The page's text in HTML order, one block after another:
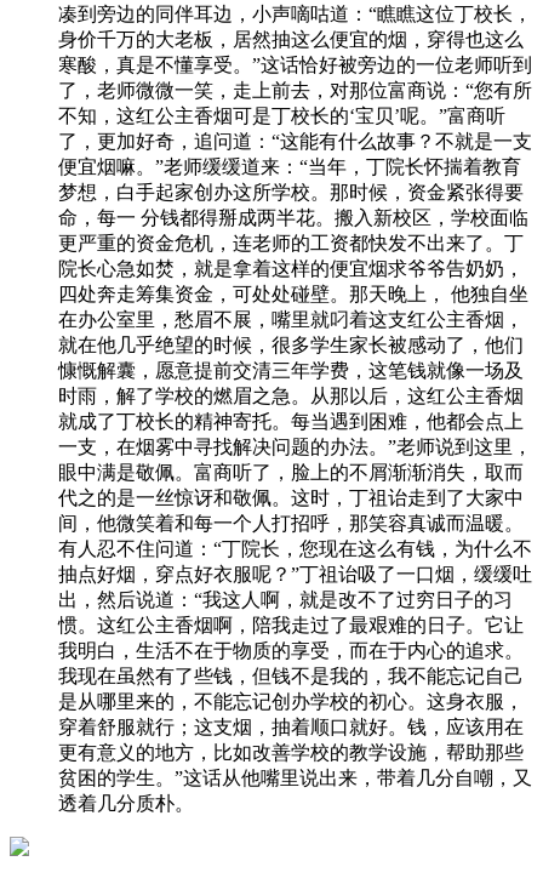
凑到旁边的同伴耳边，小声嘀咕道：“瞧瞧这位丁校长，
身价千万的大老板，居然抽这么便宜的烟，穿得也这么
寒酸，真是不懂享受。”这话恰好被旁边的一位老师听到
了，老师微微一笑，走上前去，对那位富商说：“您有所
不知，这红公主香烟可是丁校长的‘宝贝’呢。”富商听
了，更加好奇，追问道：“这能有什么故事？不就是一支
便宜烟嘛。”老师缓缓道来：“当年，丁院长怀揣着教育
梦想，白手起家创办这所学校。那时候，资金紧张得要
命，每一 分钱都得掰成两半花。搬入新校区，学校面临
更严重的资金危机，连老师的工资都快发不出来了。丁
院长心急如焚，就是拿着这样的便宜烟求爷爷告奶奶，
四处奔走筹集资金，可处处碰壁。那天晚上， 他独自坐
在办公室里，愁眉不展，嘴里就叼着这支红公主香烟，
就在他几乎绝望的时候，很多学生家长被感动了，他们
慷慨解囊，愿意提前交清三年学费，这笔钱就像一场及
时雨，解了学校的燃眉之急。从那以后，这红公主香烟
就成了丁校长的精神寄托。每当遇到困难，他都会点上
一支，在烟雾中寻找解决问题的办法。”老师说到这里，
眼中满是敬佩。富商听了，脸上的不屑渐渐消失，取而
代之的是一丝惊讶和敬佩。这时，丁祖诒走到了大家中
间，他微笑着和每一个人打招呼，那笑容真诚而温暖。
有人忍不住问道：“丁院长，您现在这么有钱，为什么不
抽点好烟，穿点好衣服呢？”丁祖诒吸了一口烟，缓缓吐
出，然后说道：“我这人啊，就是改不了过穷日子的习
惯。这红公主香烟啊，陪我走过了最艰难的日子。它让
我明白，生活不在于物质的享受，而在于内心的追求。
我现在虽然有了些钱，但钱不是我的，我不能忘记自己
是从哪里来的，不能忘记创办学校的初心。这身衣服，
穿着舒服就行；这支烟，抽着顺口就好。钱，应该用在
更有意义的地方，比如改善学校的教学设施，帮助那些
贫困的学生。”这话从他嘴里说出来，带着几分自嘲，又
透着几分质朴。